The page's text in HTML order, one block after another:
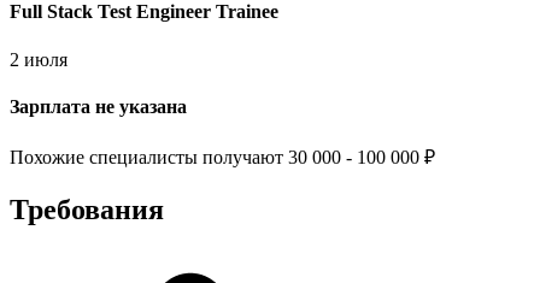
Full Stack Test Engineer Trainee
2 июля
Зарплата не указана
Похожие специалисты получают 30 000 - 100 000 ₽
Требования